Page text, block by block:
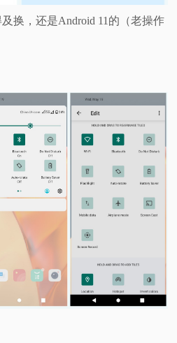
换，还是Android 11的（老操作